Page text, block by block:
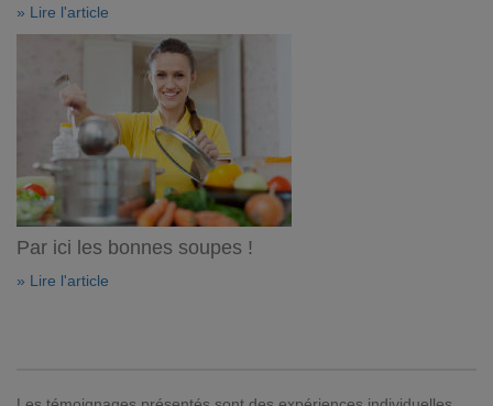
» Lire l'article
Par ici les bonnes soupes !
» Lire l'article